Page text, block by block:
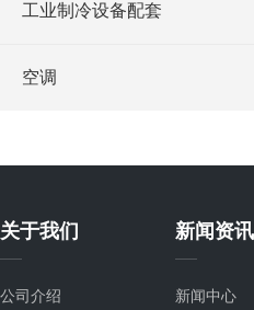
工业制冷设备配套
空调
关于我们
公司介绍
新闻资讯
新闻中心